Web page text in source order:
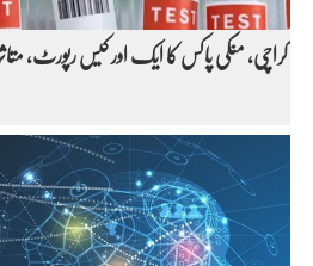
کراچی، منکی پاکس کا ایک اور کیس رپورٹ، متاثرہ